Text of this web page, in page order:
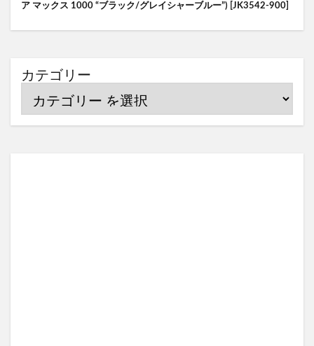
ア マックス 1000 “ブラック/グレイシャーブルー”) [JK3542-900]
カテゴリー